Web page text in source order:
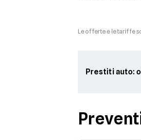
Le offerte e le tariffe
Prestiti auto: